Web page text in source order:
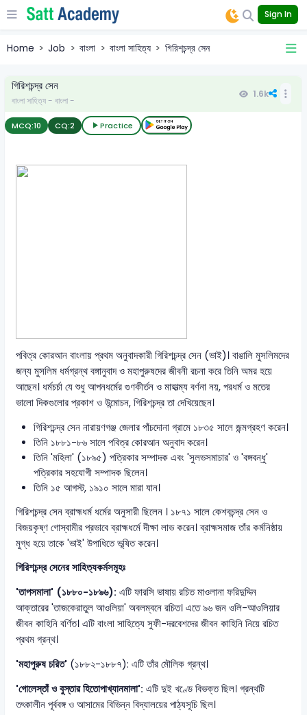
Sign In
Home Job বাংলা বাংলা সাহিত্য গিরিশচন্দ্র সেন
গিরিশচন্দ্র সেন
বাংলা সাহিত্য - বাংলা -
1.6k
MCQ:10 CQ:2 Practice
পবিত্র কোরআন বাংলায় প্রথম অনুবাদকারী গিরিশচন্দ্র সেন (ভাই)। বাঙালি মুসলিমদের
জন্য মুসলিম ধর্মগ্রন্থ বঙ্গানুবাদ ও মহাপুরুষদের জীবনী রচনা করে তিনি অমর হয়ে
আছেন। ধর্মচর্চা যে শুধু আপনধর্মের গুণকীর্তন ও মাহাত্ম্য বর্ণনা নয়, পরধর্ম ও মতের
ভালো দিকগুলোর প্রকাশ ও উন্মোচন, গিরিশচন্দ্র তা দেখিয়েছেন।
গিরিশচন্দ্র সেন নারায়ণগঞ্জ জেলার পাঁচদোনা গ্রামে ১৮৩৫ সালে জন্মগ্রহণ করেন।
তিনি ১৮৮১-৮৬ সালে পবিত্র কোরআন অনুবাদ করেন।
তিনি 'মহিলা' (১৮৯৫) পত্রিকার সম্পাদক এবং 'সুলভসমাচার' ও 'বঙ্গবন্ধু'
পত্রিকার সহযোগী সম্পাদক ছিলেন।
তিনি ১৫ আগস্ট, ১৯১০ সালে মারা যান।
গিরিশচন্দ্র সেন ব্রাহ্মধর্ম ধর্মের অনুসারী ছিলেন । ১৮৭১ সালে কেশবচন্দ্র সেন ও
বিজয়কৃষ্ণ গোস্বামীর প্রভাবে ব্রাহ্মধর্মে দীক্ষা লাভ করেন। ব্রাহ্মসমাজ তাঁর কর্মনিষ্ঠায়
মুগ্ধ হয়ে তাকে 'ভাই' উপাধিতে ভূষিত করেন।
গিরিশচন্দ্র সেনের সাহিত্যকর্মসমূহঃ
'তাপসমালা' (১৮৮০-১৮৯৬):এটি ফারসি ভাষায় রচিত মাওলানা ফরিদুদ্দিন
আক্তারের 'তাজকেরাতুল আওলিয়া' অবলম্বনে রচিত। এতে ৯৬ জন ওলি-আওলিয়ার
জীবন কাহিনি বর্ণিত। এটি বাংলা সাহিত্যে সুফী-দরবেশদের জীবন কাহিনি নিয়ে রচিত
প্রথম গ্রন্থ।
'মহাপুরুষ চরিত' (১৮৮২-১৮৮৭): এটি তাঁর মৌলিক গ্রন্থ।
'গোলেস্তাঁ ও বুস্তার হিতোপাখ্যানমালা':এটি দুই খণ্ডে বিভক্ত ছিল। গ্রন্থটি
তৎকালীন পূর্ববঙ্গ ও আসামের বিভিন্ন বিদ্যালয়ের পাঠ্যসূচি ছিল।